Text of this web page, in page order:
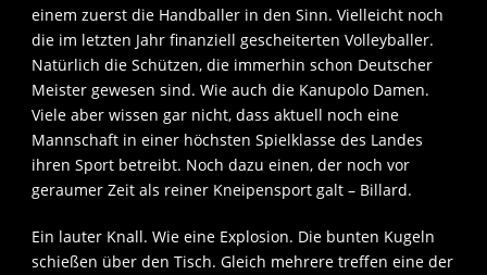
einem zuerst die Handballer in den Sinn. Vielleicht noch
die im letzten Jahr finanziell gescheiterten Volleyballer.
Natürlich die Schützen, die immerhin schon Deutscher
Meister gewesen sind. Wie auch die Kanupolo Damen.
Viele aber wissen gar nicht, dass aktuell noch eine
Mannschaft in einer höchsten Spielklasse des Landes
ihren Sport betreibt. Noch dazu einen, der noch vor
geraumer Zeit als reiner Kneipensport galt – Billard.
Ein lauter Knall. Wie eine Explosion. Die bunten Kugeln
schießen über den Tisch. Gleich mehrere treffen eine der